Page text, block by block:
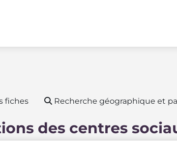
fiches Recherche géographique et
des centres